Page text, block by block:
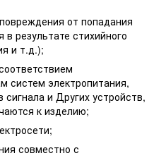
от попадания
результате стихийного
и т.д.);
систем электропитания,
сигнала и Других устройств,
к изделию;
совместно с